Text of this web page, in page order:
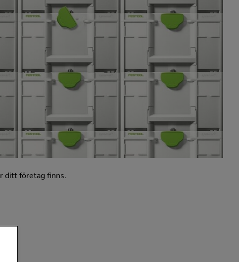
ditt företag finns.